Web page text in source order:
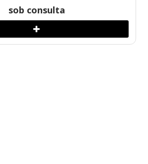
sob consulta